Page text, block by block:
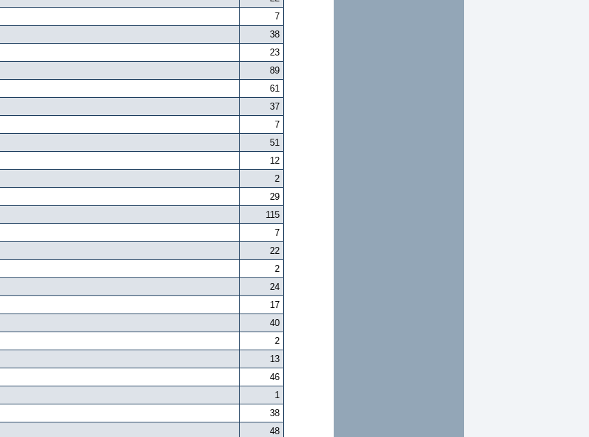
7
38
23
89
61
37
7
51
12
2
29
115
7
22
2
24
17
40
2
13
46
1
38
48